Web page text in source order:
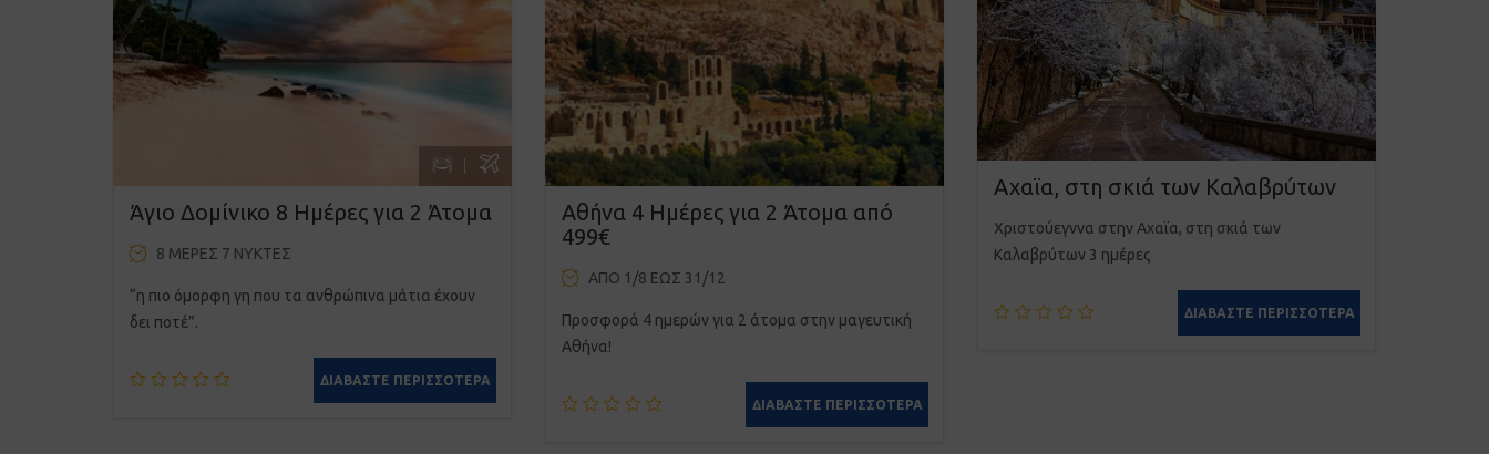
Άγιο Δομίνικο 8 Ημέρες για 2 Άτομα
8 ΜΈΡΕΣ 7 ΝΎΚΤΕΣ
“η πιο όμορφη γη που τα ανθρώπινα μάτια έχουν
δει ποτέ”.
ΔΙΑΒΆΣΤΕ ΠΕΡΙΣΣΌΤΕΡΑ
Αθήνα 4 Ημέρες για 2 Άτομα από
499€
ΑΠΌ 1/8 ΈΩΣ 31/12
Προσφορά 4 ημερών για 2 άτομα στην μαγευτική
Αθήνα!
ΔΙΑΒΆΣΤΕ ΠΕΡΙΣΣΌΤΕΡΑ
Αχαϊα, στη σκιά των Καλαβρύτων
Χριστούεγννα στην Αχαϊα, στη σκιά των
Καλαβρύτων 3 ημέρες
ΔΙΑΒΆΣΤΕ ΠΕΡΙΣΣΌΤΕΡΑ